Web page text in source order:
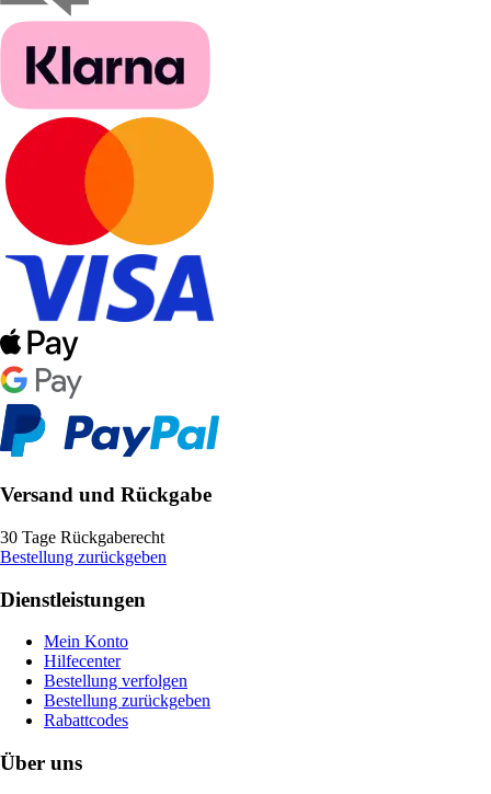
Versand und Rückgabe
30 Tage Rückgaberecht
Bestellung zurückgeben
Dienstleistungen
Mein Konto
Hilfecenter
Bestellung verfolgen
Bestellung zurückgeben
Rabattcodes
Über uns